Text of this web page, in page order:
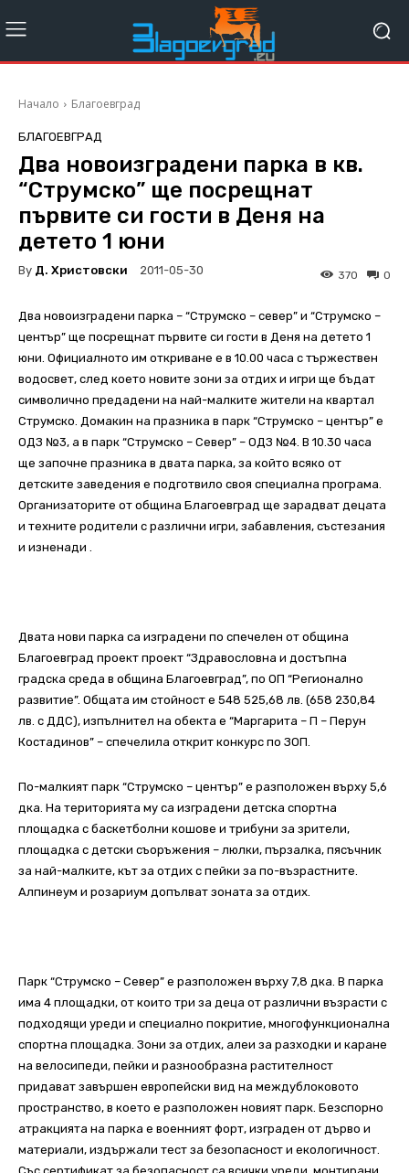
Начало Благоевград
БЛАГОЕВГРАД
Два новоизградени парка в кв.
“Струмско” ще посрещнат
първите си гости в Деня на
детето 1 юни
By Д. Христовски 2011-05-30 0
370
Два новоизградени парка – “Струмско – север” и “Струмско –
център” ще посрещнат първите си гости в Деня на детето 1
юни. Официалното им откриване е в 10.00 часа с тържествен
водосвет, след което новите зони за отдих и игри ще бъдат
символично предадени на най-малките жители на квартал
Струмско. Домакин на празника в парк “Струмско – център” е
ОДЗ №3, а в парк “Струмско – Север” – ОДЗ №4. В 10.30 часа
ще започне празника в двата парка, за който всяко от
детските заведения е подготвило своя специална програма.
Организаторите от община Благоевград ще зарадват децата
и техните родители с различни игри, забавления, състезания
и изненади .
Двата нови парка са изградени по спечелен от община
Благоевград проект проект “Здравословна и достъпна
градска среда в община Благоевград”, по ОП “Регионално
развитие”. Общата им стойност е 548 525,68 лв. (658 230,84
лв. с ДДС), изпълнител на обекта е “Маргарита – П – Перун
Костадинов” – спечелила открит конкурс по ЗОП.
По-малкият парк “Струмско – център” е разположен върху 5,6
дка. На територията му са изградени детска спортна
площадка с баскетболни кошове и трибуни за зрители,
площадка с детски съоръжения – люлки, пързалка, пясъчник
за най-малките, кът за отдих с пейки за по-възрастните.
Алпинеум и розариум допълват зоната за отдих.
Парк “Струмско – Север” е разположен върху 7,8 дка. В парка
има 4 площадки, от които три за деца от различни възрасти с
подходящи уреди и специално покритие, многофункционална
спортна площадка. Зони за отдих, алеи за разходки и каране
на велосипеди, пейки и разнообразна растителност
придават завършен европейски вид на междублоковото
пространство, в което е разположен новият парк. Безспорно
атракцията на парка е военният форт, изграден от дърво и
материали, издържали тест за безопасност и екологичност.